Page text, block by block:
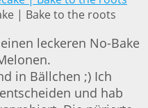
| Bake to the roots
leckeren No-Bake
in Bällchen ;) Ich
und hab